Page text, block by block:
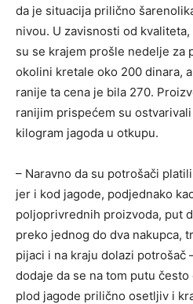
da je situacija prilično
nivou. U zavisnosti od
su se krajem prošle nedelje za
okolini kretale oko 200 dinara,
ranije ta cena je bila 270.
ranijim prispećem su
kilogram jagoda u otkupu.
– Naravno da su potrošači
jer i kod jagode, podjednako
poljoprivrednih proizvoda, put
preko jednog do dva nakupca,
pijaci i na kraju dolazi potrošač
dodaje da se na tom putu
plod jagode prilično osetljiv i